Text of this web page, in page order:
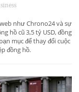
như Chrono24 và sự
hồ cũ 3,5 tỷ USD, đồng
mục để thay đổi cuộc
đồng hồ.